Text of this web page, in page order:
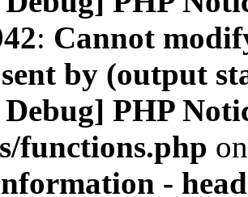
: Cannot
by (output
PHP
functions.php
-